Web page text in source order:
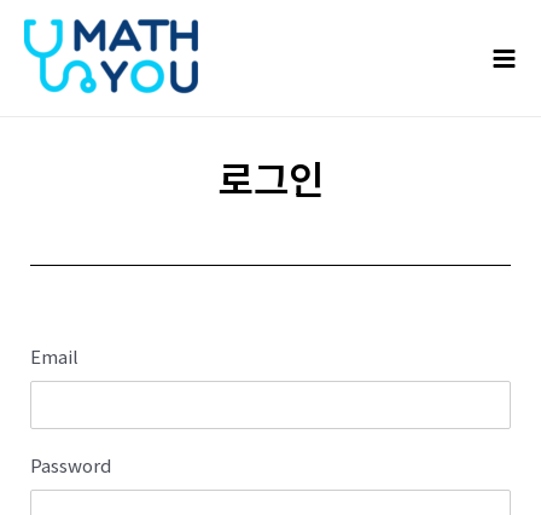
건너뛰기
로그인
Email
Password